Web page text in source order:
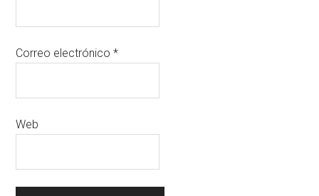
Correo electrónico*
Web